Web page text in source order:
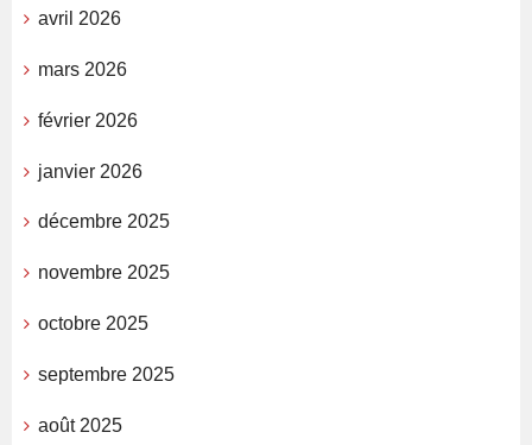
avril 2026
mars 2026
février 2026
janvier 2026
décembre 2025
novembre 2025
octobre 2025
septembre 2025
août 2025